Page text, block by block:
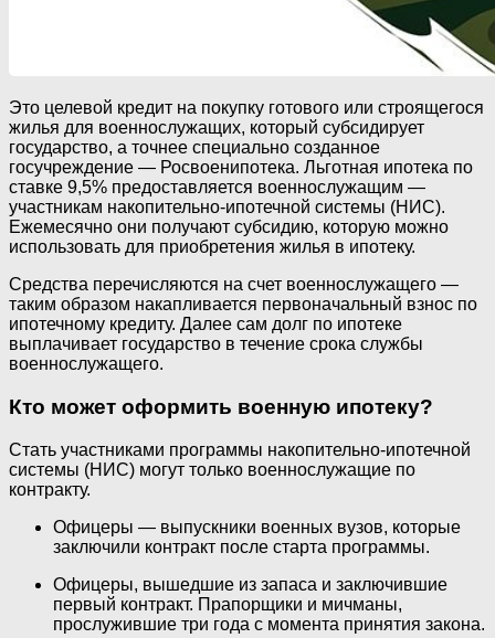
Это целевой кредит на покупку готового или строящегося
жилья для военнослужащих, который субсидирует
государство, а точнее специально созданное
госучреждение — Росвоенипотека. Льготная ипотека по
ставке 9,5% предоставляется военнослужащим —
участникам накопительно-ипотечной системы (НИС).
Ежемесячно они получают субсидию, которую можно
использовать для приобретения жилья в ипотеку.
Средства перечисляются на счет военнослужащего —
таким образом накапливается первоначальный взнос по
ипотечному кредиту. Далее сам долг по ипотеке
выплачивает государство в течение срока службы
военнослужащего.
Кто может оформить военную ипотеку?
Стать участниками программы накопительно-ипотечной
системы (НИС) могут только военнослужащие по
контракту.
Офицеры — выпускники военных вузов, которые
заключили контракт после старта программы.
Офицеры, вышедшие из запаса и заключившие
первый контракт. Прапорщики и мичманы,
прослужившие три года с момента принятия закона.